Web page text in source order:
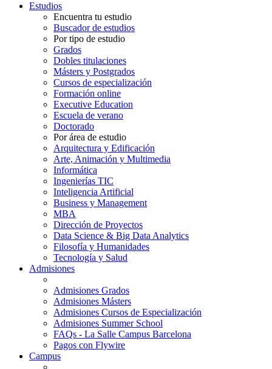
Estudios
Encuentra tu estudio
Buscador de estudios
Por tipo de estudio
Grados
Dobles titulaciones
Másters y Postgrados
Cursos de especialización
Formación online
Executive Education
Escuela de verano
Doctorado
Por área de estudio
Arquitectura y Edificación
Arte, Animación y Multimedia
Informática
Ingenierías TIC
Inteligencia Artificial
Business y Management
MBA
Dirección de Proyectos
Data Science & Big Data Analytics
Filosofía y Humanidades
Tecnología y Salud
Admisiones
Admisiones Grados
Admisiones Másters
Admisiones Cursos de Especialización
Admisiones Summer School
FAQs - La Salle Campus Barcelona
Pagos con Flywire
Campus